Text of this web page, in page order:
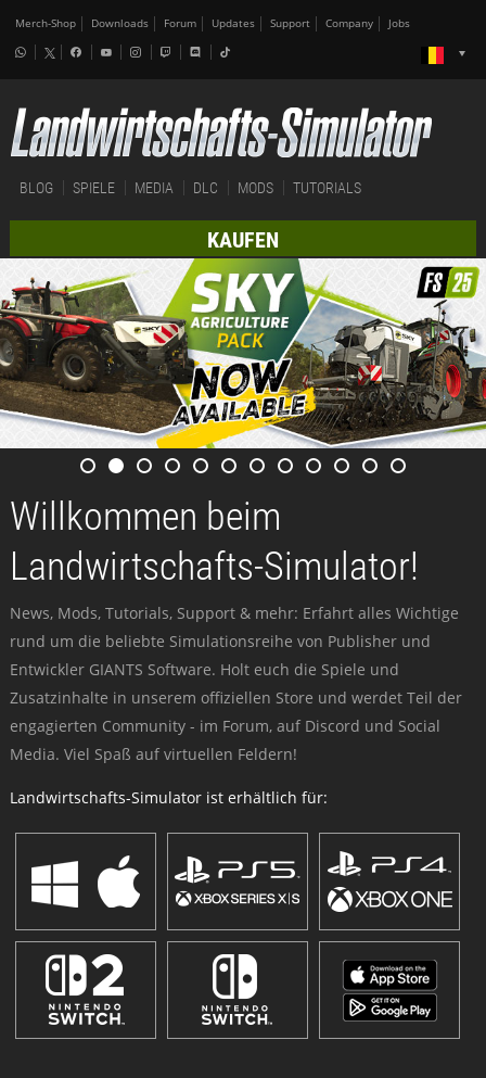
Merch-Shop Downloads Forum Updates Support Company Jobs
BLOG SPIELE MEDIA DLC MODS TUTORIALS
KAUFEN
Willkommen beim
Landwirtschafts-Simulator!
News, Mods, Tutorials, Support & mehr: Erfahrt alles Wichtige
rund um die beliebte Simulationsreihe von Publisher und
Entwickler GIANTS Software. Holt euch die Spiele und
Zusatzinhalte in unserem offiziellen Store und werdet Teil der
engagierten Community - im Forum, auf Discord und Social
Media. Viel Spaß auf virtuellen Feldern!
Landwirtschafts-Simulator ist erhältlich für: